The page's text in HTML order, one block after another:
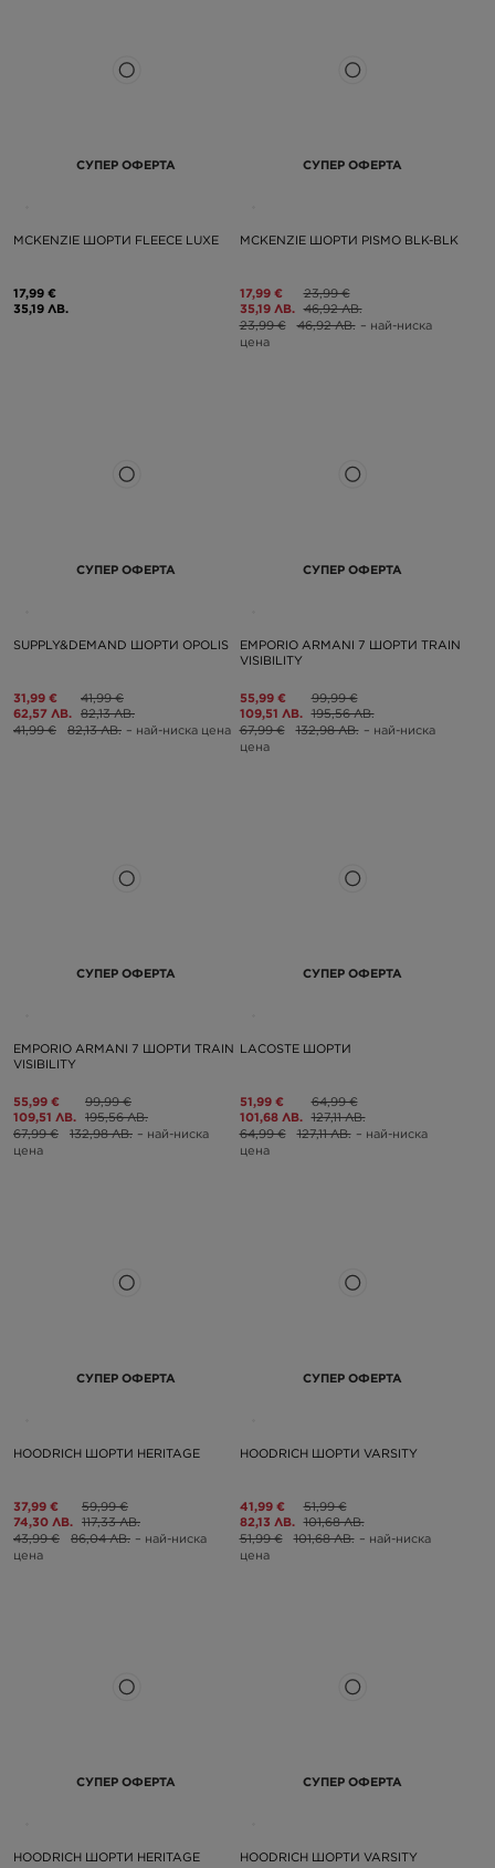
СУПЕР ОФЕРТА
MCKENZIE ШОРТИ FLEECE LUXE
17,99 €
35,19 ЛВ.
СУПЕР ОФЕРТА
MCKENZIE ШОРТИ PISMO BLK-BLK
17,99 €
35,19 ЛВ.
23,99 €
46,92 ЛВ.
23,99 €
46,92 ЛВ. – най-ниска
цена
СУПЕР ОФЕРТА
SUPPLY&DEMAND ШОРТИ OPOLIS
31,99 €
62,57 ЛВ.
41,99 €
82,13 ЛВ.
41,99 €
82,13 ЛВ. – най-ниска цена
СУПЕР ОФЕРТА
EMPORIO ARMANI 7 ШОРТИ TRAIN
VISIBILITY
55,99 €
109,51 ЛВ.
99,99 €
195,56 ЛВ.
67,99 €
132,98 ЛВ. – най-ниска
цена
СУПЕР ОФЕРТА
EMPORIO ARMANI 7 ШОРТИ TRAIN
VISIBILITY
55,99 €
109,51 ЛВ.
99,99 €
195,56 ЛВ.
67,99 €
132,98 ЛВ. – най-ниска
цена
СУПЕР ОФЕРТА
LACOSTE ШОРТИ
51,99 €
101,68 ЛВ.
64,99 €
127,11 ЛВ.
64,99 €
127,11 ЛВ. – най-ниска
цена
СУПЕР ОФЕРТА
HOODRICH ШОРТИ HERITAGE
37,99 €
74,30 ЛВ.
59,99 €
117,33 ЛВ.
43,99 €
86,04 ЛВ. – най-ниска
цена
СУПЕР ОФЕРТА
HOODRICH ШОРТИ VARSITY
41,99 €
82,13 ЛВ.
51,99 €
101,68 ЛВ.
51,99 €
101,68 ЛВ. – най-ниска
цена
СУПЕР ОФЕРТА
HOODRICH ШОРТИ HERITAGE
СУПЕР ОФЕРТА
HOODRICH ШОРТИ VARSITY